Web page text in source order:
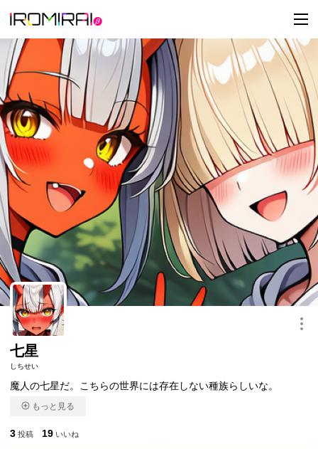
t
o
g
e
n
a
v
t
i
o
n
七星
しちせい
魔人の七星だ。こちらの世界には存在しない種族らしいな。
もっと見る
3 投稿 19 いいね